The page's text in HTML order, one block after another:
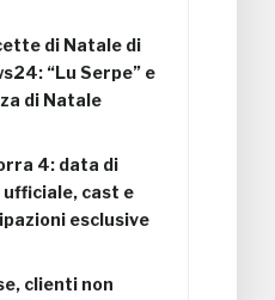
di Natale di
“Lu Serpe” e
di Natale
4: data di
ufficiale, cast e
esclusive
clienti non